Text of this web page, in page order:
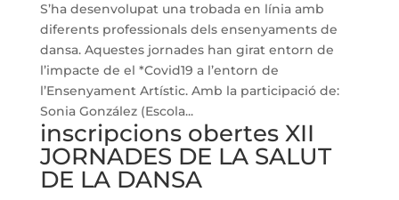
S’ha desenvolupat una trobada en línia amb
diferents professionals dels ensenyaments de
dansa. Aquestes jornades han girat entorn de
l’impacte de el *Covid19 a l’entorn de
l’Ensenyament Artístic. Amb la participació de:
Sonia González (Escola...
inscripcions obertes XII
JORNADES DE LA SALUT
DE LA DANSA